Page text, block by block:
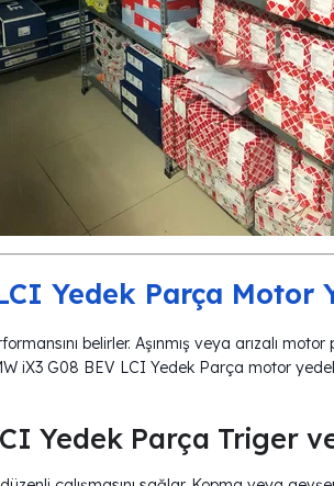
Yedek Parça Motor
belirler. Aşınmış veya arızalı
iX3 G08 BEV LCI Yedek Parça motor
Yedek Parça Triger